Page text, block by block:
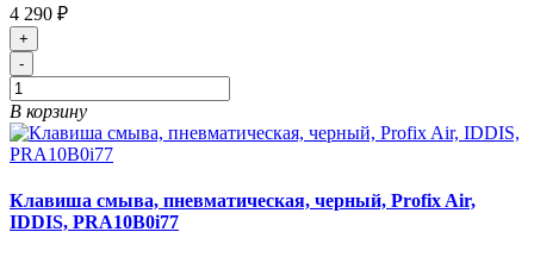
4 290 ₽
+
-
В корзину
Клавиша смыва, пневматическая, черный, Profix Air,
IDDIS, PRA10B0i77